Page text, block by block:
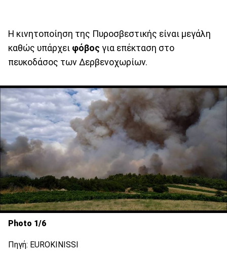
Η κινητοποίηση της Πυροσβεστικής είναι μεγάλη
καθώς υπάρχει φόβος για επέκταση στο
πευκοδάσος των Δερβενοχωρίων.
Photo 1/6
Πηγή: EUROKINISSI